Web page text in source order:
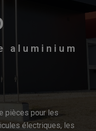
aluminium
pièces pour les
électriques, les